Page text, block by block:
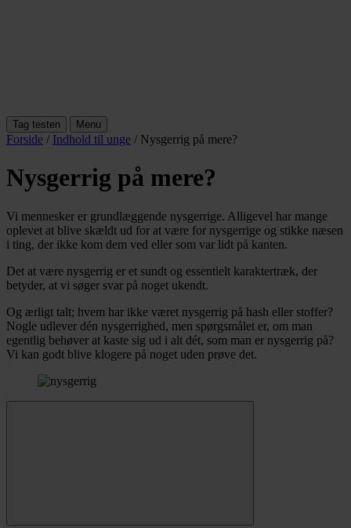
Tag testen Menu
Forside / Indhold til unge / Nysgerrig på mere?
Nysgerrig på mere?
Vi mennesker er grundlæggende nysgerrige. Alligevel har mange
oplevet at blive skældt ud for at være for nysgerrige og stikke næsen
i ting, der ikke kom dem ved eller som var lidt på kanten.
Det at være nysgerrig er et sundt og essentielt karaktertræk, der
betyder, at vi søger svar på noget ukendt.
Og ærligt talt; hvem har ikke været nysgerrig på hash eller stoffer?
Nogle udlever dén nysgerrighed, men spørgsmålet er, om man
egentlig behøver at kaste sig ud i alt dét, som man er nysgerrig på?
Vi kan godt blive klogere på noget uden prøve det.